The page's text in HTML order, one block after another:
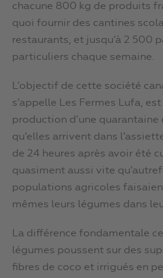
chacune 800 kg de produits
quoi fournir des cantines
restaurants, et jusqu’à 2 500
particuliers chaque semaine.
L’objectif de cette société
s’appelle Les Fermes Lufa,
production d’une quarantaine
qu’elles arrivent dans
de 24 heures après avoir été
quasiment aussi vite
populations agricoles
mêmes leurs légumes dans
La différence fondamentale
légumes poussent sur des
fibres de coco et irrigués en